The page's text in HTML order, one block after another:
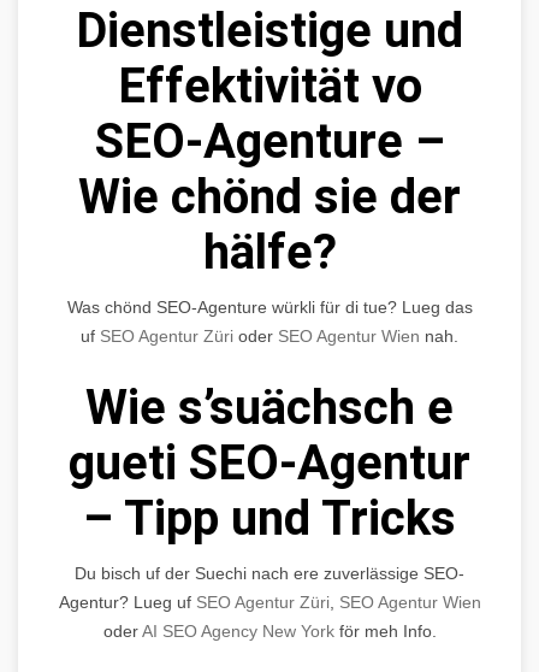
Dienstleistige und
Effektivität vo
SEO-Agenture –
Wie chönd sie der
hälfe?
Was chönd SEO-Agenture würkli für di tue? Lueg das
uf SEO Agentur Züri oder SEO Agentur Wien nah.
Wie s’suächsch e
gueti SEO-Agentur
– Tipp und Tricks
Du bisch uf der Suechi nach ere zuverlässige SEO-
Agentur? Lueg uf SEO Agentur Züri, SEO Agentur Wien
oderAI SEO Agency New Yorkför meh Info.